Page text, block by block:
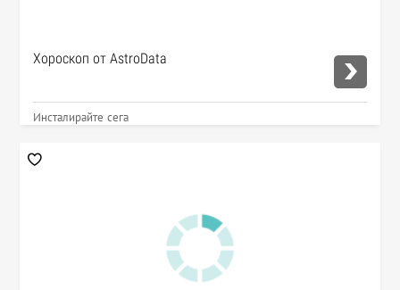
Хороскоп от AstroData
Инсталирайте сега